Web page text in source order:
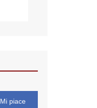
Mi piace